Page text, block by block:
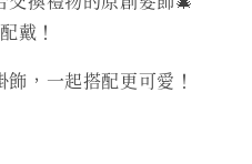
戴！
，一起搭配更可愛！